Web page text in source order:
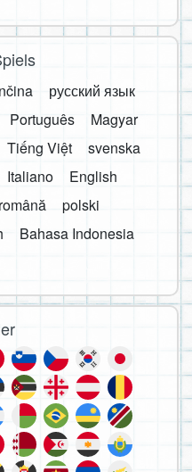
русский язык
Português
Magyar
Tiếng Việt
svenska
Italiano
English
română
polski
Bahasa Indonesia